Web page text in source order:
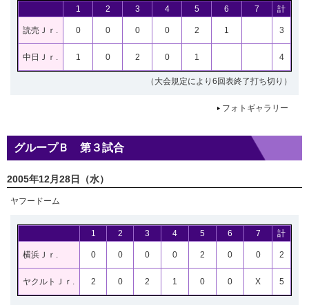
1 2 3 4 5 6 7 計
読売Ｊｒ. 0 0 0 0 2 1 3
中日Ｊｒ. 1 0 2 0 1 4
（大会規定により6回表終了打ち切り）
フォトギャラリー
グループＢ 第３試合
2005年12月28日（水）
ヤフードーム
1 2 3 4 5 6 7 計
横浜Ｊｒ. 0 0 0 0 2 0 0 2
ヤクルトＪｒ. 2 0 2 1 0 0 X 5